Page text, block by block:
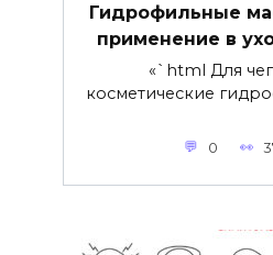
Гидрофильные
применение в
«`html Для
косметические
0